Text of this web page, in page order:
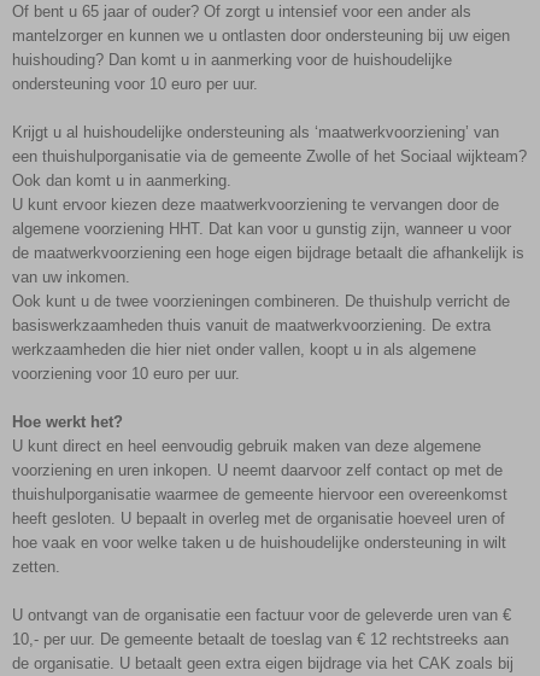
Of bent u 65 jaar of ouder? Of zorgt u intensief voor een ander als
mantelzorger en kunnen we u ontlasten door ondersteuning bij uw eigen
huishouding? Dan komt u in aanmerking voor de huishoudelijke
ondersteuning voor 10 euro per uur.
Krijgt u al huishoudelijke ondersteuning als ‘maatwerkvoorziening’ van
een thuishulporganisatie via de gemeente Zwolle of het Sociaal wijkteam?
Ook dan komt u in aanmerking.
U kunt ervoor kiezen deze maatwerkvoorziening te vervangen door de
algemene voorziening HHT. Dat kan voor u gunstig zijn, wanneer u voor
de maatwerkvoorziening een hoge eigen bijdrage betaalt die afhankelijk is
van uw inkomen.
Ook kunt u de twee voorzieningen combineren. De thuishulp verricht de
basiswerkzaamheden thuis vanuit de maatwerkvoorziening. De extra
werkzaamheden die hier niet onder vallen, koopt u in als algemene
voorziening voor 10 euro per uur.
Hoe werkt het?
U kunt direct en heel eenvoudig gebruik maken van deze algemene
voorziening en uren inkopen. U neemt daarvoor zelf contact op met de
thuishulporganisatie waarmee de gemeente hiervoor een overeenkomst
heeft gesloten. U bepaalt in overleg met de organisatie hoeveel uren of
hoe vaak en voor welke taken u de huishoudelijke ondersteuning in wilt
zetten.
U ontvangt van de organisatie een factuur voor de geleverde uren van €
10,- per uur. De gemeente betaalt de toeslag van € 12 rechtstreeks aan
de organisatie. U betaalt geen extra eigen bijdrage via het CAK zoals bij